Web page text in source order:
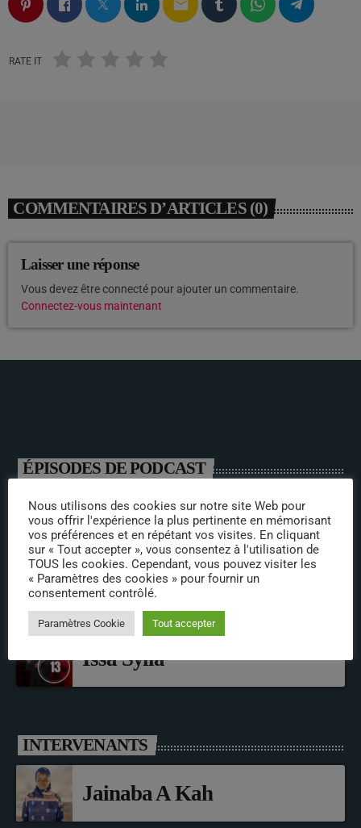
email
RATE IT
COMMENTAIRES D’ARTICLES (0)
Laisser une réponse
Vous devez être connecté pour ajouter un commentaire.
Connectez-vous maintenant
ÉPISODES DE PODCAST
Mamoye Moussa
LLdouk’S
Issa Sylla
INTERVENANTS
Jainaba A Kah
Nous utilisons des cookies sur notre site Web pour
vous offrir l'expérience la plus pertinente en mémorisant
vos préférences et en répétant vos visites. En cliquant
sur « Tout accepter », vous consentez à l'utilisation de
TOUS les cookies. Cependant, vous pouvez visiter les
« Paramètres des cookies » pour fournir un
consentement contrôlé.
Paramètres Cookie Tout accepter